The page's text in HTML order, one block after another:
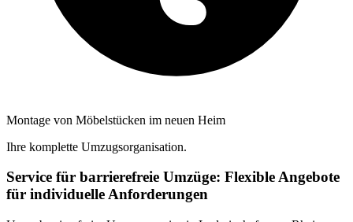
Montage von Möbelstücken im neuen Heim
Ihre komplette Umzugsorganisation.
Service für barrierefreie Umzüge: Flexible Angebote
für individuelle Anforderungen